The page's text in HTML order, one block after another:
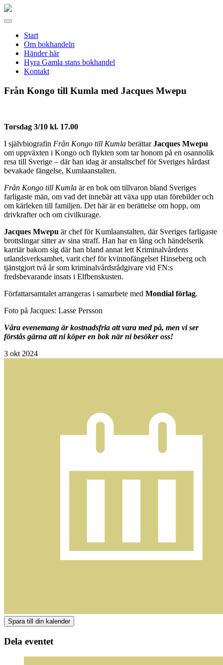
Gamla
Meny
Start
Om bokhandeln
Händer här
Hyra Gamla stans bokhandel
Kontakt
Från Kongo till Kumla med Jacques Mwepu
Torsdag 3/10 kl. 17.00
I självbiografin Från Kongo till Kumla berättarJacques Mwepu
om uppväxten i Kongo och flykten som tar honom på en osannolik
resa till Sverige – där han idag är anstaltschef för Sveriges hårdast
bevakade fängelse, Kumlaanstalten.
Från Kongo till Kumla är en bok om tillvaron bland Sveriges
farligaste män, om vad det innebär att växa upp utan förebilder och
om kärleken till familjen. Det här är en berättelse om hopp, om
drivkrafter och om civilkurage.
Jacques Mwepu är chef för Kumlaanstalten, där Sveriges farligaste
brottslingar sitter av sina straff. Han har en lång och händelserik
karriär bakom sig där han bland annat lett Kriminalvårdens
utlandsverksamhet, varit chef för kvinnofängelset Hinseberg och
tjänstgjort två år som kriminalvårdsrådgivare vid FN:s
fredsbevarande insats i Elfbenskusten.
Författarsamtalet arrangeras i samarbete med Mondial förlag.
Foto på Jacques: Lasse Persson
Våra evenemang är kostnadsfria att vara med på, men vi ser
förstås gärna att ni köper en bok när ni besöker oss!
3 okt 2024
Dela eventet